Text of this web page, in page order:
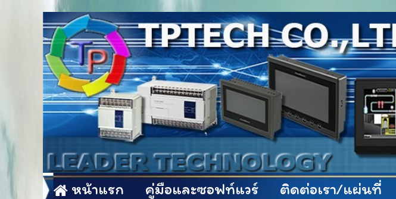
หน้าแรก คู่มือและซอฟท์แวร์ ติดต่อเรา/แผ่นที่